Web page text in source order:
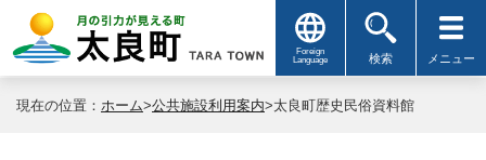
Foreign
Language
検索 メニュー
現在の位置： ホーム>公共施設利用案内>太良町歴史民俗資料館